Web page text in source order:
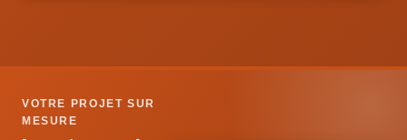
VOTRE PROJET SUR
MESURE